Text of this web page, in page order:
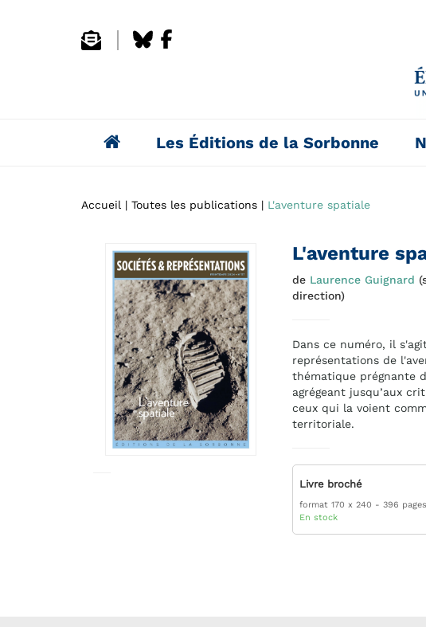
Les Éditions de la Sorbonne
Accueil Toutes les publications L'aventure spatiale
L'aventure
de Laurence Guignard
direction)
Dans ce numéro, il
représentations de
thématique prégnante
agrégeant jusqu’aux
ceux qui la voient
territoriale.
Livre broché
format 170 x 240
396 pages
En stock